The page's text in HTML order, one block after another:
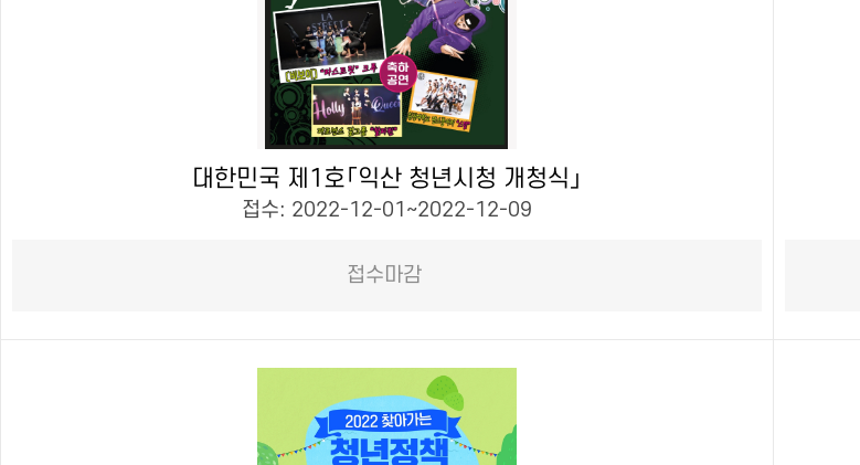
대한민국 제1호「익산 청년시청 개청식」
접수: 2022-12-01~2022-12-09
접수마감